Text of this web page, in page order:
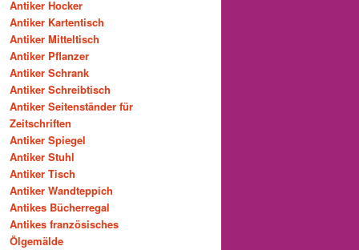
Antiker Hocker
Antiker Kartentisch
Antiker Mitteltisch
Antiker Pflanzer
Antiker Schrank
Antiker Schreibtisch
Antiker Seitenständer für
Zeitschriften
Antiker Spiegel
Antiker Stuhl
Antiker Tisch
Antiker Wandteppich
Antikes Bücherregal
Antikes französisches
Ölgemälde